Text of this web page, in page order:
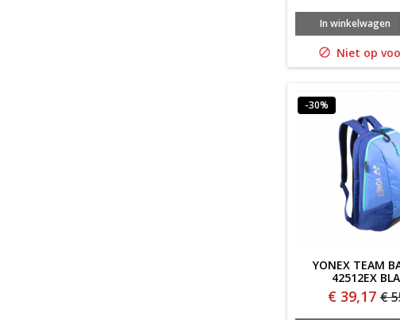
In winkelwagen
 Niet op
-30%
YONEX TEAM
42512EX
€ 39,17 €